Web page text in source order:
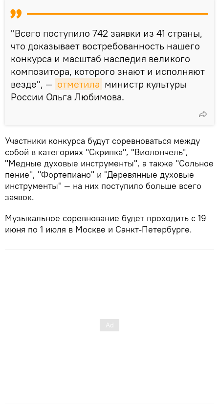
"Всего поступило 742 заявки из 41 страны,
что доказывает востребованность нашего
конкурса и масштаб наследия великого
композитора, которого знают и исполняют
везде", — отметила министр культуры
России Ольга Любимова.
Участники конкурса будут соревноваться между
собой в категориях "Скрипка", "Виолончель",
"Медные духовые инструменты", а также "Сольное
пение", "Фортепиано" и "Деревянные духовые
инструменты" — на них поступило больше всего
заявок.
Музыкальное соревнование будет проходить с 19
июня по 1 июля в Москве и Санкт-Петербурге.